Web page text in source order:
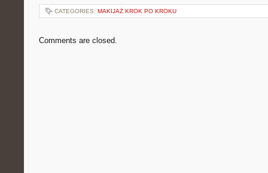
CATEGORIES: MAKIJAŻ KROK PO KROKU
Comments are closed.